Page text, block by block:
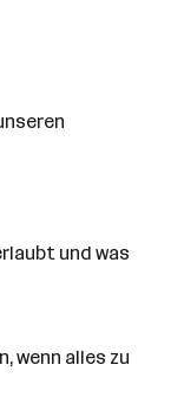
und was
wenn alles zu